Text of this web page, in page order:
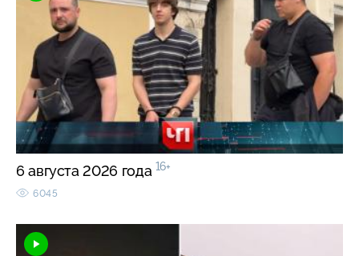
6 августа 2026 года 16+
6045